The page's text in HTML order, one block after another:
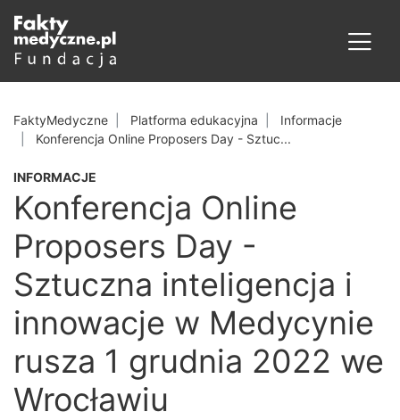
FaktyMedyczne Platforma edukacyjna
Informacje
Konferencja Online Proposers Day - Sztuc...
INFORMACJE
Konferencja Online
Proposers Day -
Sztuczna inteligencja i
innowacje w Medycynie
rusza 1 grudnia 2022 we
Wrocławiu